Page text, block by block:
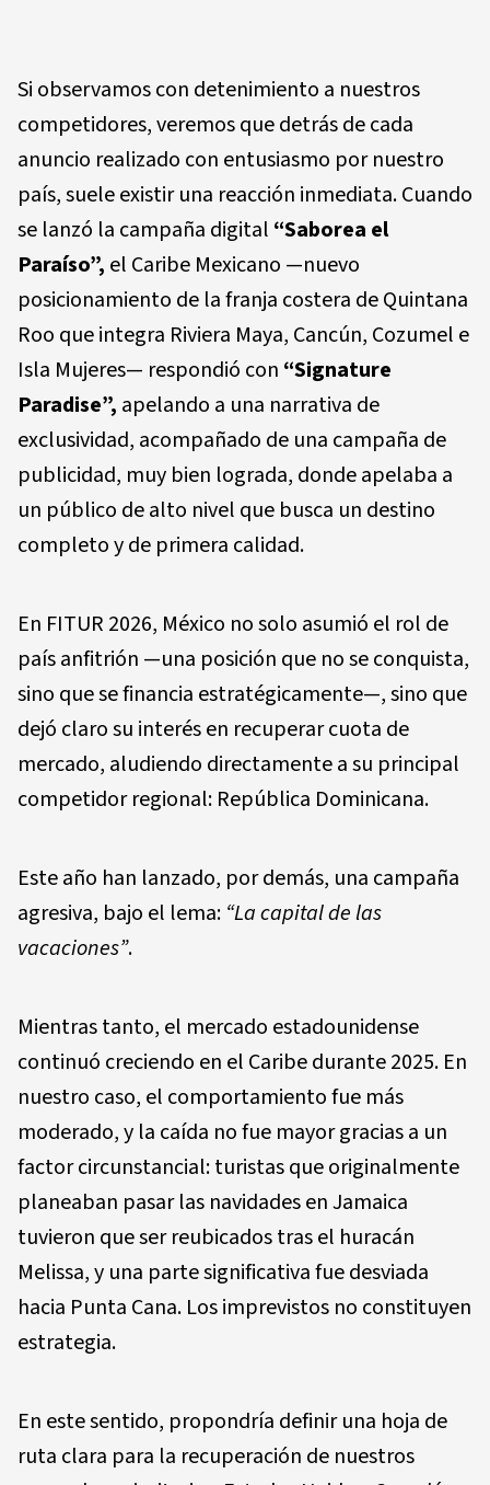
Si observamos con detenimiento a nuestros
competidores, veremos que detrás de cada
anuncio realizado con entusiasmo por nuestro
país, suele existir una reacción inmediata. Cuando
se lanzó la campaña digital “Saborea el
Paraíso”, el Caribe Mexicano —nuevo
posicionamiento de la franja costera de Quintana
Roo que integra Riviera Maya, Cancún, Cozumel e
Isla Mujeres— respondió con “Signature
Paradise”, apelando a una narrativa de
exclusividad, acompañado de una campaña de
publicidad, muy bien lograda, donde apelaba a
un público de alto nivel que busca un destino
completo y de primera calidad.
En FITUR 2026, México no solo asumió el rol de
país anfitrión —una posición que no se conquista,
sino que se financia estratégicamente—, sino que
dejó claro su interés en recuperar cuota de
mercado, aludiendo directamente a su principal
competidor regional: República Dominicana.
Este año han lanzado, por demás, una campaña
agresiva, bajo el lema: “La capital de las
vacaciones”.
Mientras tanto, el mercado estadounidense
continuó creciendo en el Caribe durante 2025. En
nuestro caso, el comportamiento fue más
moderado, y la caída no fue mayor gracias a un
factor circunstancial: turistas que originalmente
planeaban pasar las navidades en Jamaica
tuvieron que ser reubicados tras el huracán
Melissa, y una parte significativa fue desviada
hacia Punta Cana. Los imprevistos no constituyen
estrategia.
En este sentido, propondría definir una hoja de
ruta clara para la recuperación de nuestros